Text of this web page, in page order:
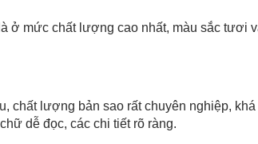
ở mức chất lượng cao nhất, màu sắc tươi
chất lượng bản sao rất chuyên nghiệp, khá
dễ đọc, các chi tiết rõ ràng.